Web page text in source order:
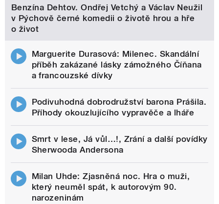
Benzína Dehtov. Ondřej Vetchý a Václav Neužil
v Pýchově černé komedii o životě hrou a hře
o život
Marguerite Durasová: Milenec. Skandální
příběh zakázané lásky zámožného Číňana
a francouzské dívky
Podivuhodná dobrodružství barona Prášila.
Příhody okouzlujícího vypravěče a lháře
Smrt v lese, Já vůl…!, Zrání a další povídky
Sherwooda Andersona
Milan Uhde: Zjasněná noc. Hra o muži,
který neuměl spát, k autorovým 90.
narozeninám